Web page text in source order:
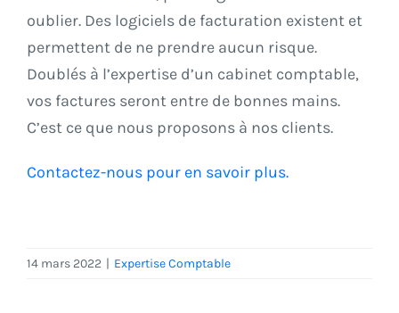
oublier. Des logiciels de facturation existent et
permettent de ne prendre aucun risque.
Doublés à l’expertise d’un cabinet comptable,
vos factures seront entre de bonnes mains.
C’est ce que nous proposons à nos clients.
Contactez-nous pour en savoir plus.
14 mars 2022 | Expertise Comptable